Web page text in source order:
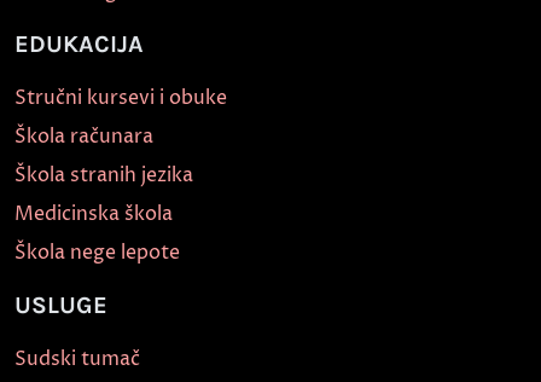
EDUKACIJA
Stručni kursevi i obuke
Škola računara
Škola stranih jezika
Medicinska škola
Škola nege lepote
USLUGE
Sudski tumač